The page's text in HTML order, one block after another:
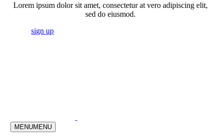
Lorem ipsum dolor sit amet, consectetur at vero adipiscing elit,
sed do eiusmod.
sign up
MENUMENU